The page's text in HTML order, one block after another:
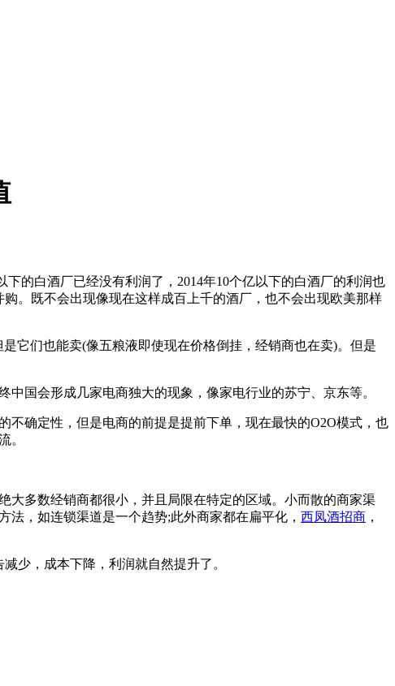
的白酒厂已经没有利润了，2014年10个亿以下的白酒厂的利润也
。既不会出现像现在这样成百上千的酒厂，也不会出现欧美那样
们也能卖(像五粮液即使现在价格倒挂，经销商也在卖)。但是
国会形成几家电商独大的现象，像家电行业的苏宁、京东等。
确定性，但是电商的前提是提前下单，现在最快的O2O模式，也
。
多数经销商都很小，并且局限在特定的区域。小而散的商家渠
，如连锁渠道是一个趋势;此外商家都在扁平化， 西凤酒招商 ，
少，成本下降，利润就自然提升了。